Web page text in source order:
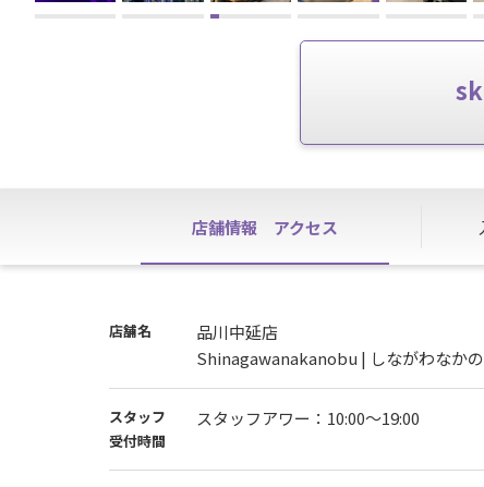
店舗情報 アクセス
店舗名
品川中延店
Shinagawanakanobu | しながわなか
スタッフ
受付時間
スタッフアワー：10:00～19:00